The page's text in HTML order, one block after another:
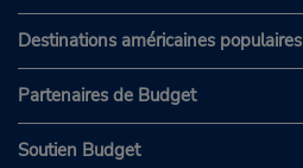
Destinations américaines populaires
Partenaires de Budget
Soutien Budget